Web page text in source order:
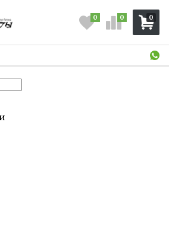
0
0 0